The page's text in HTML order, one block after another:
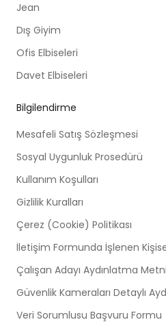
Jean
Dış Giyim
Ofis Elbiseleri
Davet Elbiseleri
Bilgilendirme
Mesafeli Satış Sözleşmesi
Sosyal Uygunluk Prosedürü
Kullanım Koşulları
Gizlilik Kuralları
Çerez (Cookie) Politikası
İletişim Formunda İşlenen
Çalışan Adayı Aydınlatma
Güvenlik Kameraları Detaylı
Veri Sorumlusu Başvuru Formu